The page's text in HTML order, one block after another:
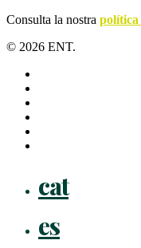
Consulta la nostra política
© 2026 ENT.
cat
es